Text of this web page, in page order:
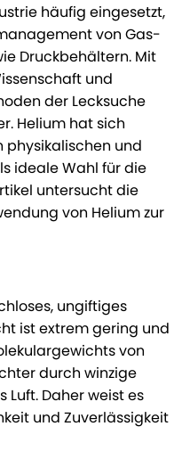
häufig eingesetzt,
von Gas-
Druckbehältern. Mit
und
der Lecksuche
Helium hat sich
und
ideale Wahl für die
untersucht die
von Helium zur
ungiftiges
ist extrem gering und
von
durch winzige
Luft. Daher weist es
und Zuverlässigkeit